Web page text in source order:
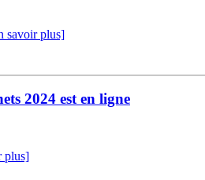
savoir plus]
2024 est en ligne
plus]